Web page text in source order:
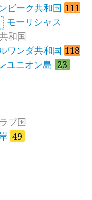
ビーク共和国 111
モーリシャス
和国
ワンダ共和国 118
ユニオン島 23
ブ国
49